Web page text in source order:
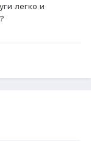
легко и